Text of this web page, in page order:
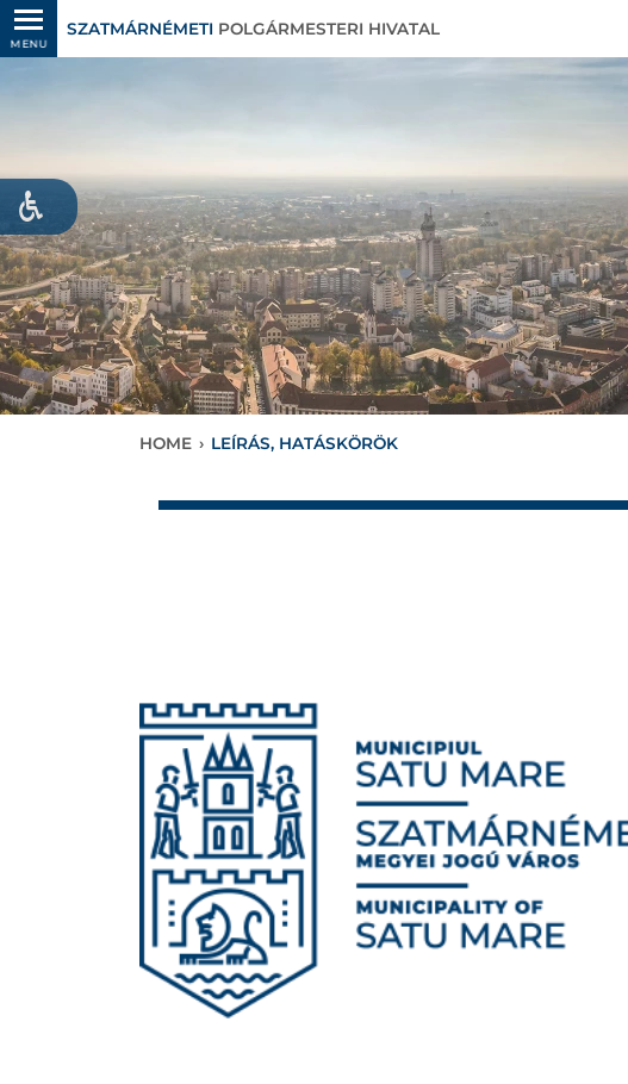
MENU
SZATMÁRNÉMETI POLGÁRMESTERI HIVATAL
HOME › LEÍRÁS, HATÁSKÖRÖK